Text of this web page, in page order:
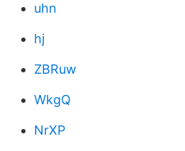
uhn
hj
ZBRuw
WkgQ
NrXP